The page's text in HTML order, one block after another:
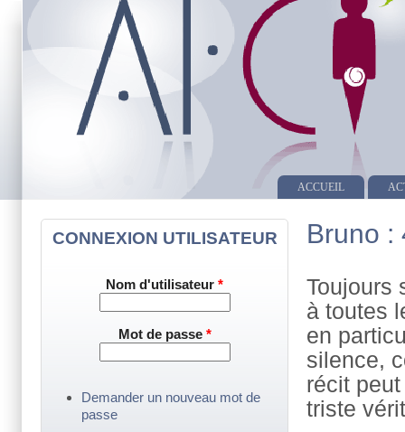
ACCUEIL
Bruno :
Toujours
à toutes
en
silence,
récit
triste
CONNEXION UTILISATEUR
Nom d'utilisateur *
Mot de passe *
Demander un nouveau mot de
passe